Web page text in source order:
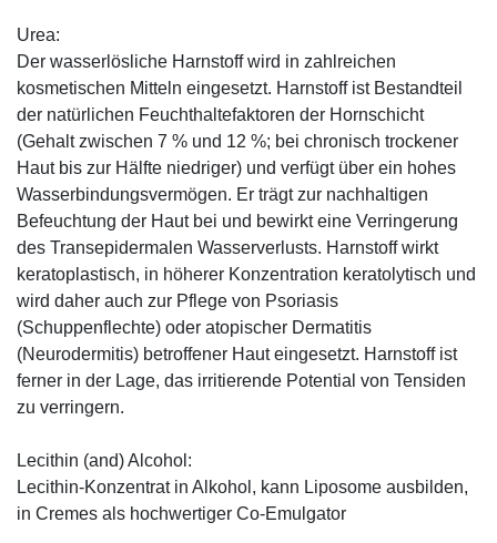
Urea:
Der wasserlösliche Harnstoff wird in zahlreichen
kosmetischen Mitteln eingesetzt. Harnstoff ist Bestandteil
der natürlichen Feuchthaltefaktoren der Hornschicht
(Gehalt zwischen 7 % und 12 %; bei chronisch trockener
Haut bis zur Hälfte niedriger) und verfügt über ein hohes
Wasserbindungsvermögen. Er trägt zur nachhaltigen
Befeuchtung der Haut bei und bewirkt eine Verringerung
des Transepidermalen Wasserverlusts. Harnstoff wirkt
keratoplastisch, in höherer Konzentration keratolytisch und
wird daher auch zur Pflege von Psoriasis
(Schuppenflechte) oder atopischer Dermatitis
(Neurodermitis) betroffener Haut eingesetzt. Harnstoff ist
ferner in der Lage, das irritierende Potential von Tensiden
zu verringern.
Lecithin (and) Alcohol:
Lecithin-Konzentrat in Alkohol, kann Liposome ausbilden,
in Cremes als hochwertiger Co-Emulgator